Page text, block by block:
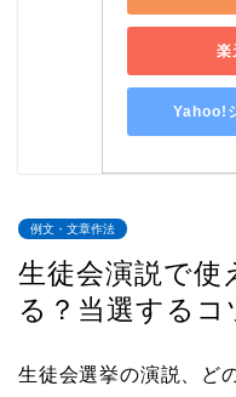
楽
Yahoo!
例文・文章作法
生徒会演説で使
る？当選するコ
生徒会選挙の演説、ど